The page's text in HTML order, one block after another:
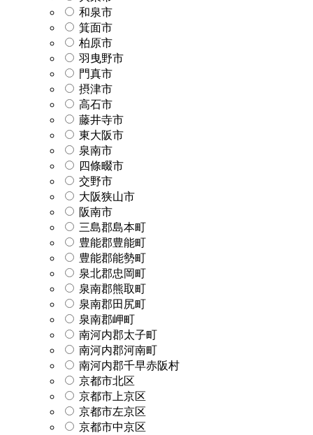
和泉市
箕面市
柏原市
羽曳野市
門真市
摂津市
高石市
藤井寺市
東大阪市
泉南市
四條畷市
交野市
大阪狭山市
阪南市
三島郡島本町
豊能郡豊能町
豊能郡能勢町
泉北郡忠岡町
泉南郡熊取町
泉南郡田尻町
泉南郡岬町
南河内郡太子町
南河内郡河南町
南河内郡千早赤阪村
京都市北区
京都市上京区
京都市左京区
京都市中京区